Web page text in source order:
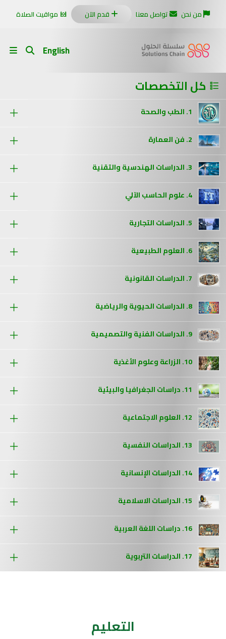
من نحن تواصل معنا قدم الآن مواقيت الصلاة
English
كل التخصصات
1. الطب والصحة
2. فن العمارة
3. الدراسات الهندسية والتقنية
4. علوم الحاسب الآلي
5. الدراسات التجارية
6. العلوم الطبيعية
7. الدراسات القانونية
8. الدراسات الحيوية والرياضية
9. الدراسات الفنية والتصميمية
10. الزراعة وعلوم الأغذية
11. دراسات الجغرافيا والبيئية
12. العلوم الاجتماعية
13. الدراسات النفسية
14. الدراسات الإنسانية
15. الدراسات الاسلامية
16. دراسات اللغة العربية
17. الدراسات التربوية
التعليم